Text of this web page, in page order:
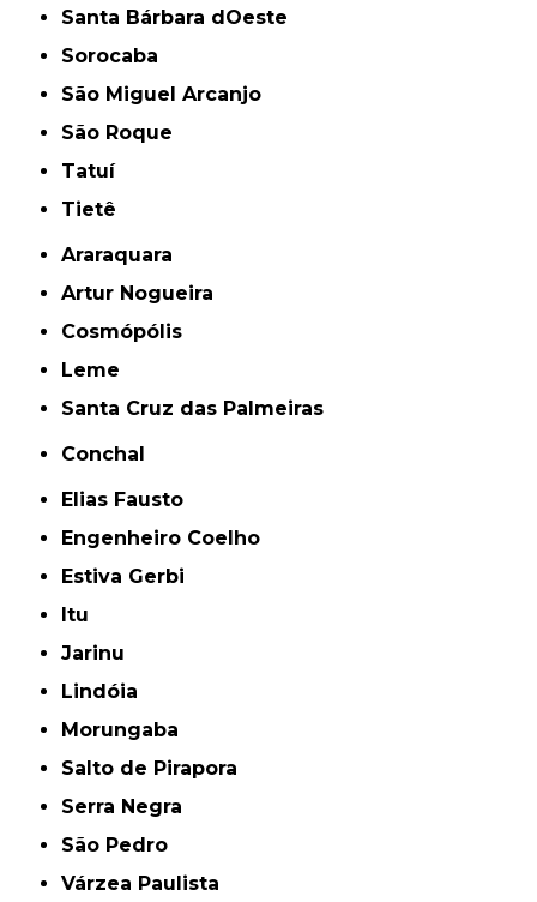
Santa Bárbara dOeste
Sorocaba
São Miguel Arcanjo
São Roque
Tatuí
Tietê
Araraquara
Artur Nogueira
Cosmópólis
Leme
Santa Cruz das Palmeiras
Conchal
Elias Fausto
Engenheiro Coelho
Estiva Gerbi
Itu
Jarinu
Lindóia
Morungaba
Salto de Pirapora
Serra Negra
São Pedro
Várzea Paulista